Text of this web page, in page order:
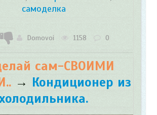
самоделка
Domovoi 1158 0
сам-СВОИМИ
→ Кондиционер из